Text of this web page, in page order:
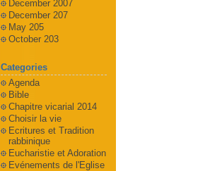
December 2007
December 207
May 205
October 203
Categories
Agenda
Bible
Chapitre vicarial 2014
Choisir la vie
Ecritures et Tradition
rabbinique
Eucharistie et Adoration
Evénements de l'Eglise